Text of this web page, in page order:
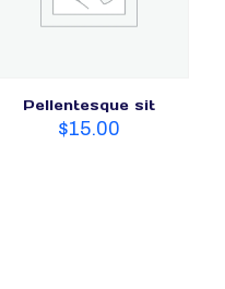
Pellentesque sit
$15.00